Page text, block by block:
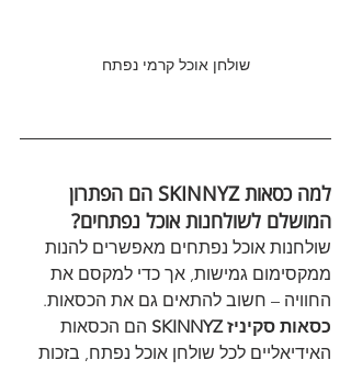
שולחן אוכל קרמי נפתח
למה כסאות SKINNYZ הם הפתרון
המושלם לשולחנות אוכל נפתחים?
שולחנות אוכל נפתחים מאפשרים להנות
ממקסימום גמישות, אך כדי למקסם את
החוויה – חשוב להתאים גם את הכסאות.
כסאות סקיניז SKINNYZ
הם הכסאות
האידיאליים לכל שולחן אוכל נפתח, בזכות